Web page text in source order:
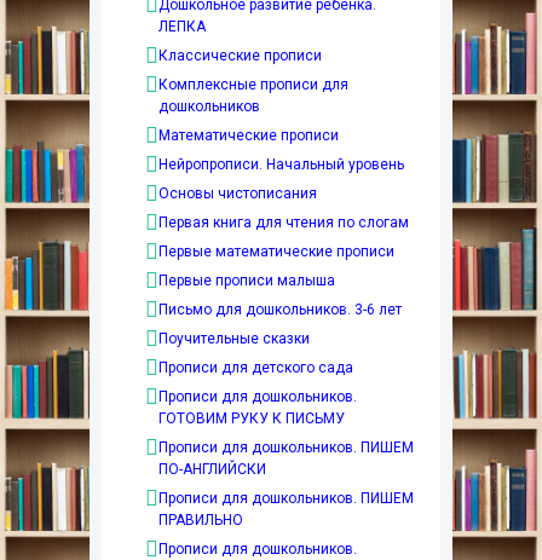
Дошкольное развитие ребенка.
ЛЕПКА
Классические прописи
Комплексные прописи для
дошкольников
Математические прописи
Нейропрописи. Начальный уровень
Основы чистописания
Первая книга для чтения по слогам
Первые математические прописи
Первые прописи малыша
Письмо для дошкольников. 3-6 лет
Поучительные сказки
Прописи для детского сада
Прописи для дошкольников.
ГОТОВИМ РУКУ К ПИСЬМУ
Прописи для дошкольников. ПИШЕМ
ПО-АНГЛИЙСКИ
Прописи для дошкольников. ПИШЕМ
ПРАВИЛЬНО
Прописи для дошкольников.